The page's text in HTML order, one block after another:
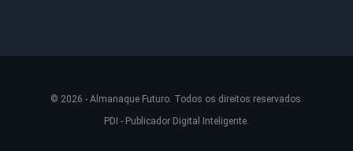
© 2026 - Almanaque Futuro. Todos os direitos reservados.
PDI - Publicador Digital Inteligente.